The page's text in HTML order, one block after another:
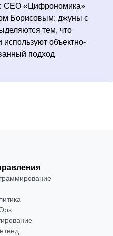
CEO «Цифрономика»
Борисовым: джуны с
тем, что
используют объектно-
подход